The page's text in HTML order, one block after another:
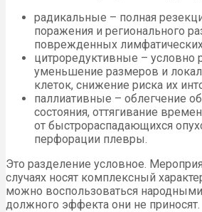
радикальные – полная
поражения и регионального
поврежденных
цитроредуктивные – условно
уменьшение размеров и
клеток, снижение риска их
паллиативные – облегчение
состояния, оттягивание
от быстрораспадающихся
перфорации плевры.
Это разделение условное.
случаях носят комплексный
можно воспользоваться
должного эффекта они не приносят.